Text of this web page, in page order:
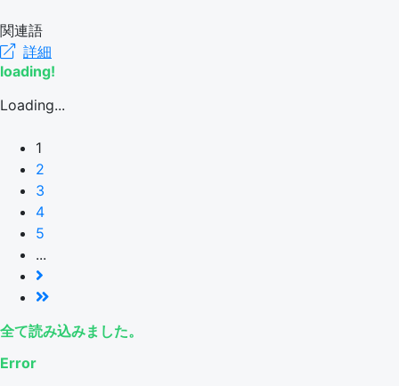
関連語
詳細
loading!
Loading...
1
2
3
4
5
...
全て読み込みました。
Error